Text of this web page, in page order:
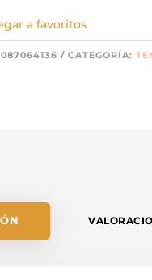
a favoritos
CATEGORÍA: